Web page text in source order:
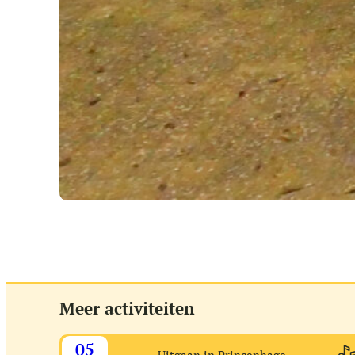
Meer activiteiten
05